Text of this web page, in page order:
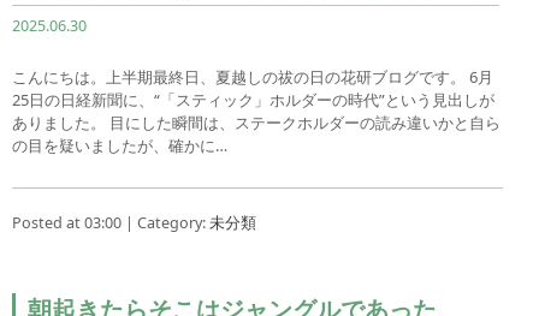
2025.06.30
こんにちは。上半期最終日、夏越しの祓の日の花研ブログです。 6月
25日の日経新聞に、“「スティック」ホルダーの時代”という見出しが
ありました。 目にした瞬間は、ステークホルダーの読み違いかと自ら
の目を疑いましたが、確かに…
Posted at 03:00 | Category:未分類
朝起きたらそこはジャングルであった